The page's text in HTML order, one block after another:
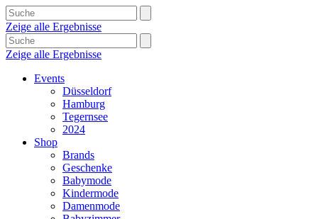
Zeige alle Ergebnisse
Zeige alle Ergebnisse
Events
Düsseldorf
Hamburg
Tegernsee
2024
Shop
Brands
Geschenke
Babymode
Kindermode
Damenmode